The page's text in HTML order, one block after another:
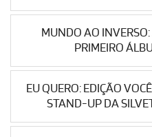
MUNDO AO
PRIMEIRO
EU QUERO: EDIÇÃO
STAND-UP DA